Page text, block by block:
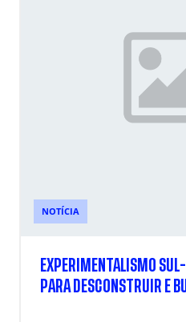
NOTÍCIA
EXPERIMENTALISMO
PARA DESCONSTRUIR E